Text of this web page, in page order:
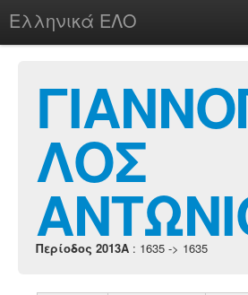
Ελληνικά ΕΛΟ
chesstu.be @ discord
LoginΛΟΣ
Περίοδος 2013A : 1635 -> 1635